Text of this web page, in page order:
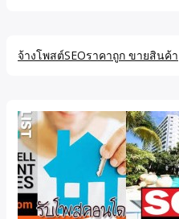
จ้างโพสต์SEOราคาถูก ขายสินค้า